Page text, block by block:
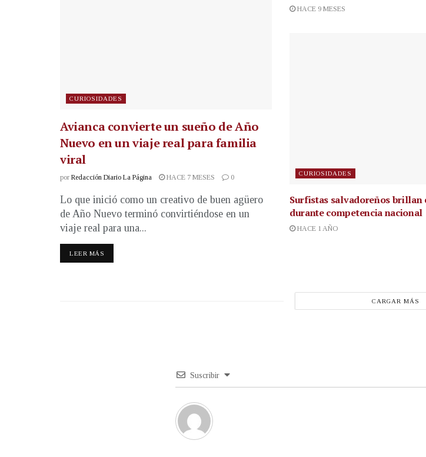
CURIOSIDADES
Avianca convierte un sueño de Año
Nuevo en un viaje real para familia
viral
por Redacción Diario La Página HACE 7 MESES 0
Lo que inició como un creativo de buen agüero
de Año Nuevo terminó convirtiéndose en un
viaje real para una...
LEER MÁS
HACE 9 MESES
CURIOSIDADES
Surfistas salvadoreños brillan
durante competencia nacional
HACE 1 AÑO
CARGAR MÁS
Suscribir